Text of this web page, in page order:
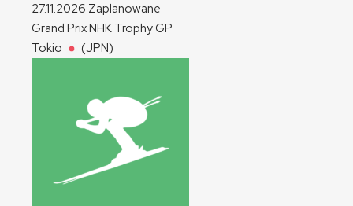
27.11.2026 Zaplanowane
Grand Prix NHK TrophyGP
Tokio
(JPN)